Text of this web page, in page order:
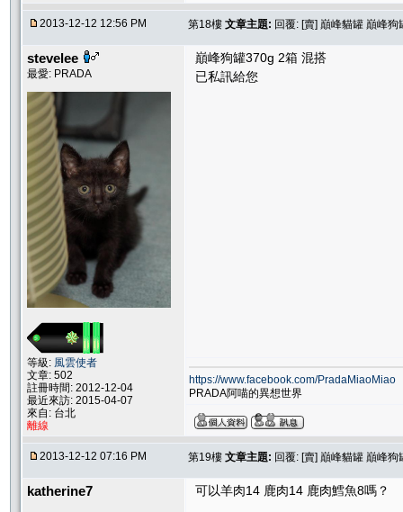
2013-12-12 12:56 PM 第18樓 文章主題: 回覆: [賣] 巔峰貓罐 巔峰
stevelee
最愛: PRADA
等級: 風雲使者
文章: 502
註冊時間: 2012-12-04
最近來訪: 2015-04-07
來自: 台北
離線
巔峰狗罐370g 2箱 混搭
已私訊給您
https://www.facebook.com/PradaMiaoMiao
PRADA阿喵的異想世界
2013-12-12 07:16 PM 第19樓 文章主題: 回覆: [賣] 巔峰貓罐 巔峰
katherine7 可以羊肉14 鹿肉14 鹿肉鱈魚8嗎？